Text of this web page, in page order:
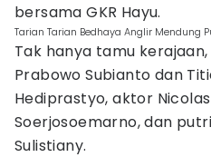
bersama GKR Hayu.
Tarian Tarian Bedhaya Anglir Mendung
Tak hanya tamu
Prabowo Subianto dan
Hediprastyo, aktor
Soerjosoemarno, dan
Sulistiany.